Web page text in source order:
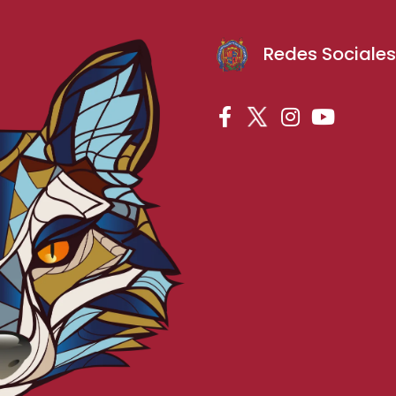
Redes Sociales